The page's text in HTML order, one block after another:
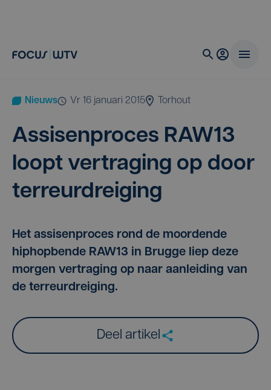
Nieuws vr 16 januari 2015 Torhout
Assisen­pro­ces RAW13
loopt ver­tra­ging op door
terreurdreiging
Het assisenproces rond de moordende
hiphopbende RAW13 in Brugge liep deze
morgen vertraging op naar aanleiding van
de terreurdreiging.
Deel artikel